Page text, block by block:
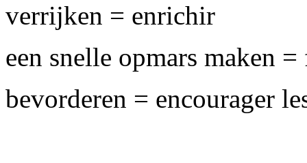
verrijken = enrichir
een snelle opmars maken
bevorderen = encourager